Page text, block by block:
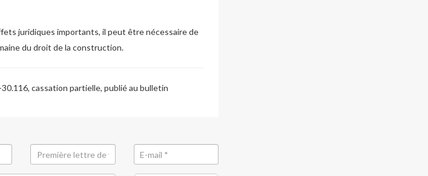
juridiques importants, il peut être nécessaire de
du droit de la construction.
30.116, cassation partielle, publié au bulletin